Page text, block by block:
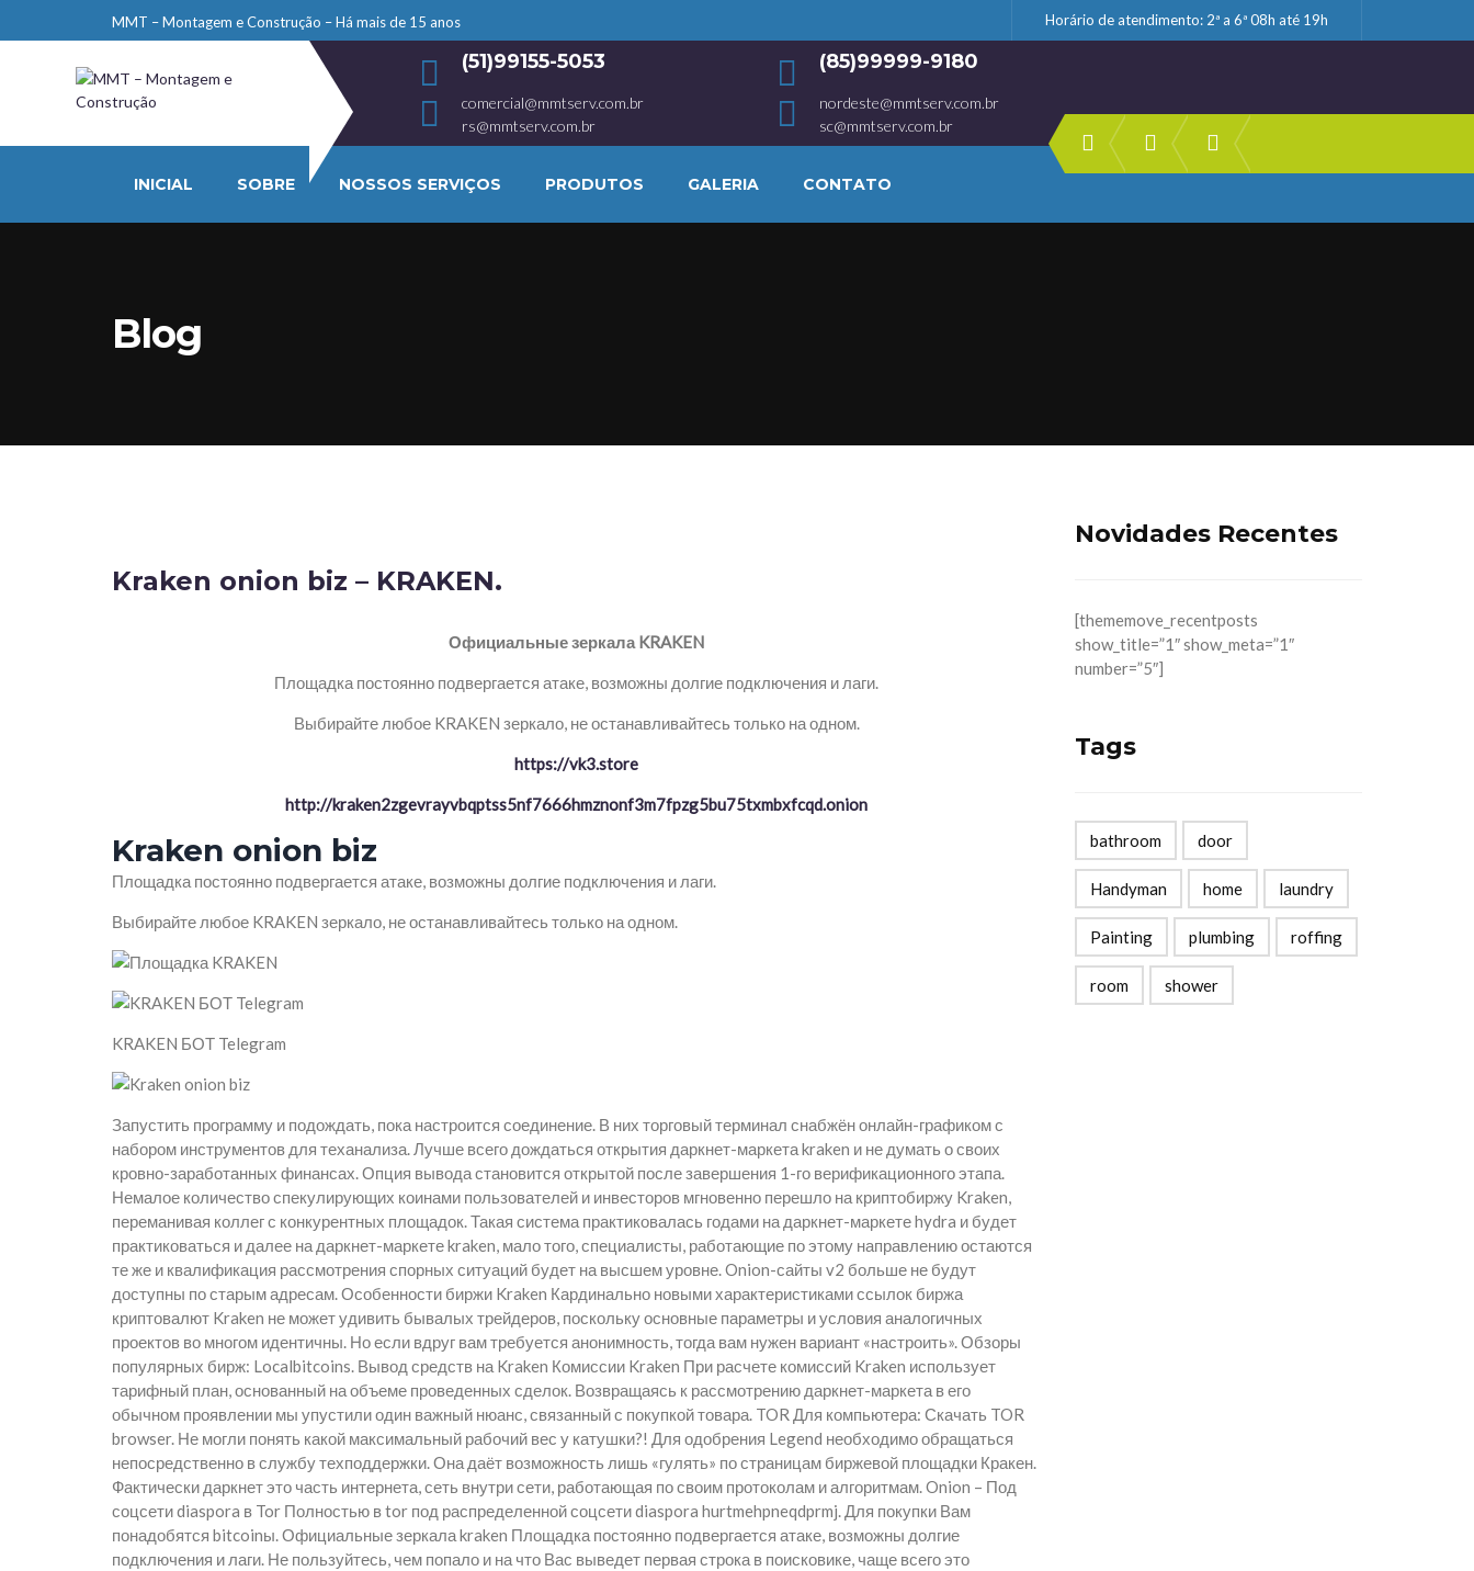
MMT – Montagem e Construção – Há mais de 15 anos Horário de atendimento: 2ª a 6ª 08h até 19h
(51)99155-5053 (85)99999-9180
comercial@mmtserv.com.br
rs@mmtserv.com.br
nordeste@mmtserv.com.br
sc@mmtserv.com.br
INICIAL SOBRE NOSSOS SERVIÇOS PRODUTOS GALERIA CONTATO
Blog
Kraken onion biz – KRAKEN.
Официальные зеркала KRAKEN
Площадка постоянно подвергается атаке, возможны долгие подключения и лаги.
Выбирайте любое KRAKEN зеркало, не останавливайтесь только на одном.
https://vk3.store
http://kraken2zgevrayvbqptss5nf7666hmznonf3m7fpzg5bu75txmbxfcqd.onion
Kraken onion biz
Площадка постоянно подвергается атаке, возможны долгие подключения и лаги.
Выбирайте любое KRAKEN зеркало, не останавливайтесь только на одном.
KRAKEN БОТ Telegram
Запустить программу и подождать, пока настроится соединение. В них торговый терминал снабжён онлайн-графиком с
набором инструментов для теханализа. Лучше всего дождаться открытия даркнет-маркета kraken и не думать о своих
кровно-заработанных финансах. Опция вывода становится открытой после завершения 1-го верификационного этапа.
Немалое количество спекулирующих коинами пользователей и инвесторов мгновенно перешло на криптобиржу Kraken,
переманивая коллег с конкурентных площадок. Такая система практиковалась годами на даркнет-маркете hydra и будет
практиковаться и далее на даркнет-маркете kraken, мало того, специалисты, работающие по этому направлению остаются
те же и квалификация рассмотрения спорных ситуаций будет на высшем уровне. Onion-сайты v2 больше не будут
доступны по старым адресам. Особенности биржи Kraken Кардинально новыми характеристиками ссылок биржа
криптовалют Kraken не может удивить бывалых трейдеров, поскольку основные параметры и условия аналогичных
проектов во многом идентичны. Но если вдруг вам требуется анонимность, тогда вам нужен вариант «настроить». Обзоры
популярных бирж: Localbitcoins. Вывод средств на Kraken Комиссии Kraken При расчете комиссий Kraken использует
тарифный план, основанный на объеме проведенных сделок. Возвращаясь к рассмотрению даркнет-маркета в его
обычном проявлении мы упустили один важный нюанс, связанный с покупкой товара. TOR Для компьютера: Скачать TOR
browser. Не могли понять какой максимальный рабочий вес у катушки?! Для одобрения Legend необходимо обращаться
непосредственно в службу техподдержки. Она даёт возможность лишь «гулять» по страницам биржевой площадки Кракен.
Фактически даркнет это часть интернета, сеть внутри сети, работающая по своим протоколам и алгоритмам. Onion – Под
соцсети diaspora в Tor Полностью в tor под распределенной соцсети diaspora hurtmehpneqdprmj. Для покупки Вам
понадобятся bitcoinы. Официальные зеркала kraken Площадка постоянно подвергается атаке, возможны долгие
подключения и лаги. Не пользуйтесь, чем попало и на что Вас выведет первая строка в поисковике, чаще всего это
Novidades Recentes
[thememove_recentposts
show_title=”1″ show_meta=”1″
number=”5″]
Tags
bathroom door
Handyman home laundry
Painting plumbing roffing
room shower